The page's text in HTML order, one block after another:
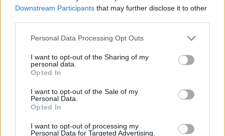
Downstream Participants that may further disclose it to other
Please note that this website/app uses one or more Google
not limited to your visit or usage behaviour. You may click to
grant or deny consent to Google and its third-party tags to
use your data for below specified purposes in below Google
consent section.
Personal Data Processing Opt Outs
I want to opt-out of the Sharing of my
personal data.
Opted In
I want to opt-out of the Sale of my
Personal Data.
Opted In
I want to opt-out of processing my
Personal Data for Targeted Advertising.
4. W Budapest – Raffinesse und historische Eleganz
W ist der Brief der Eleganz, wie er von W Budapest
ikonischen Drechsler-Palast in der Andrássy Avenue Es ist
ein bemerkenswertes UNESCO-Weltkulturerbe, das bereits
ein großartiger Anfang ist Das Hotel, das aus der
des in London ansässigen BJB-Designstudios entstand,
verbindet auf elegante Weise das reiche historische Erbe
Budapests von beiden Seiten des Flusses, Buda und Pest.